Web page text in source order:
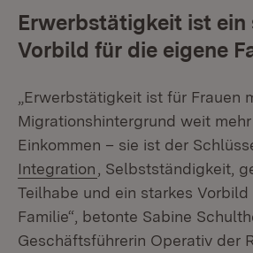
Erwerbstätigkeit ist ein
Vorbild für die eigene
„Erwerbstätigkeit ist für Frauen
Migrationshintergrund weit
Einkommen – sie ist der
Integration (Öffnet in neuem
, Selbstständigkeit,
Teilhabe und ein starkes
Familie“, betonte Sabine
Geschäftsführerin Operativ der